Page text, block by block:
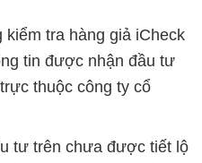
tra hàng giả iCheck
tin được nhận đầu tư
thuộc công ty cổ
tư trên chưa được tiết lộ